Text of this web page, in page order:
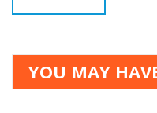
YOU MAY